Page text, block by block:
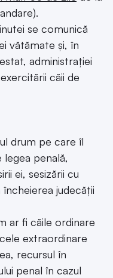
se comunică
vătămate și, în
administrației
căii de
drum pe care îl
penală,
ei, sesizării cu
încheierea judecății
ar fi căile ordinare
extraordinare
recursul în
penal în cazul